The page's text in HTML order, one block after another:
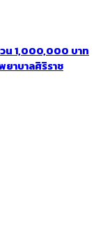
น 1,000,000 บาท
ยาบาลศิริราช